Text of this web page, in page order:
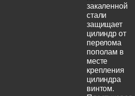
закаленной
стали
защищает
цилиндр от
перелома
пополам в
месте
крепления
цилиндра
винтом.